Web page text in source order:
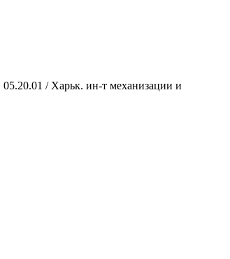
05.20.01 / Харьк. ин-т механизации и